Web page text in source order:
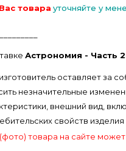
товара уточняйте у
Астрономия - Часть
оставляет за
незначительные
внешний вид,
свойств
товара на сайте